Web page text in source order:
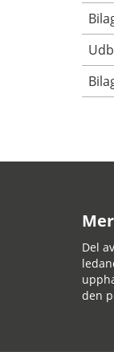
Del
den